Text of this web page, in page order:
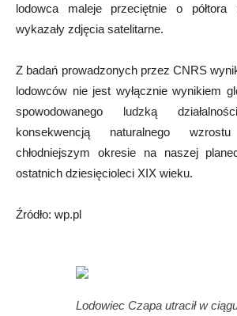
lodowca maleje przeciętnie o
wykazały zdjęcia satelitarne.
Z badań prowadzonych przez CNRS
lodowców nie jest wyłącznie wynikiem
spowodowanego ludzką
konsekwencją naturalnego
chłodniejszym okresie na naszej
ostatnich dziesięcioleci XIX wieku.
Źródło: wp.pl
Lodowiec Czapa utracił w